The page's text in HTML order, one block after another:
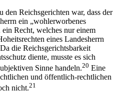
den Reichsgerichten war, dass der
ein „wohlerworbenes
Recht, welches nur einem
eines Landesherrn
die Reichsgerichtsbarkeit
diente, musste es sich
Sinne handeln.20 Eine
und öffentlich-rechtlichen
nicht.21